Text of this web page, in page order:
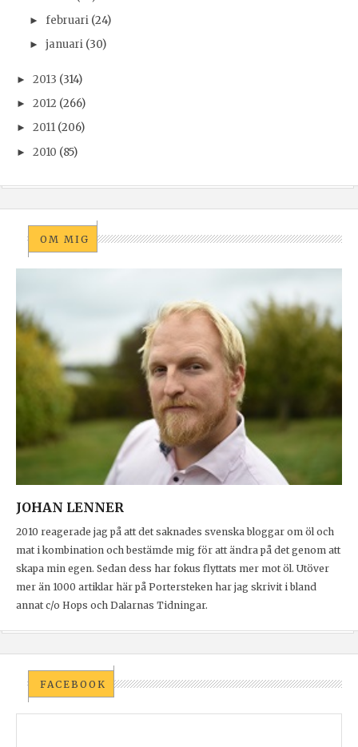
► februari (24)
► januari (30)
► 2013 (314)
► 2012 (266)
► 2011 (206)
► 2010 (85)
OM MIG
JOHAN LENNER
2010 reagerade jag på att det saknades svenska bloggar om öl och
mat i kombination och bestämde mig för att ändra på det genom att
skapa min egen. Sedan dess har fokus flyttats mer mot öl. Utöver
mer än 1000 artiklar här på Portersteken har jag skrivit i bland
annat c/o Hops och Dalarnas Tidningar.
FACEBOOK